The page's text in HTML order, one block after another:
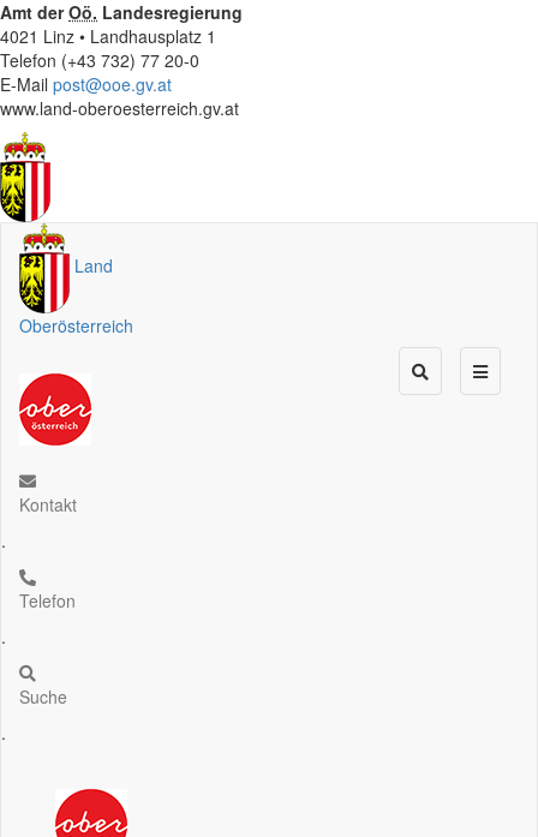
Amt derOö. Landesregierung
4021 Linz • Landhausplatz 1
Telefon (+43 732) 77 20-0
E-Mail post@ooe.gv.at
www.land-oberoesterreich.gv.at
Land
Oberösterreich
Kontakt
.
Telefon
.
Suche
.